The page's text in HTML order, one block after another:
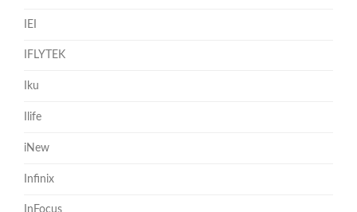
IEI
IFLYTEK
Iku
Ilife
iNew
Infinix